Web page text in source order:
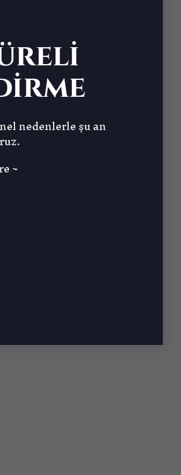
nedenlerle şu an
~